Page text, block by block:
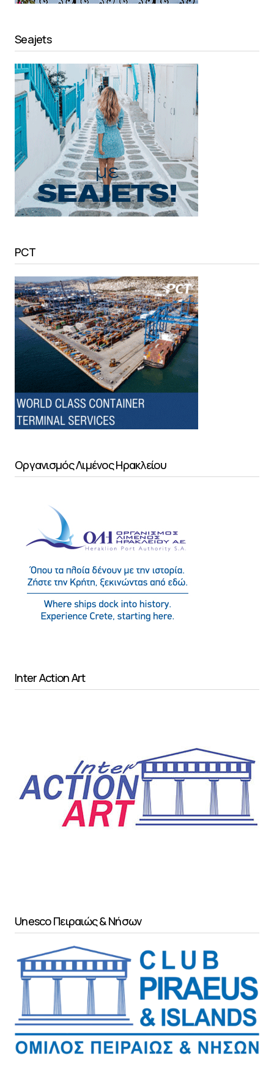
Seajets
PCT
Οργανισμός Λιμένος Ηρακλείου
Inter Action Art
Unesco Πειραιώς & Νήσων